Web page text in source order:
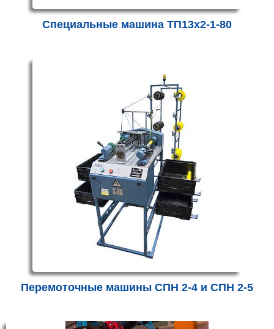
Специальные машина ТП13х2-1-80
Перемоточные машины СПН 2-4 и СПН 2-5